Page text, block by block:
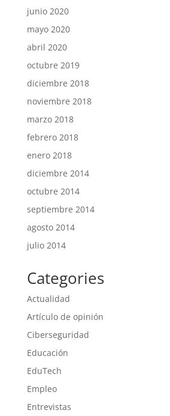
junio 2020
mayo 2020
abril 2020
octubre 2019
diciembre 2018
noviembre 2018
marzo 2018
febrero 2018
enero 2018
diciembre 2014
octubre 2014
septiembre 2014
agosto 2014
julio 2014
Categories
Actualidad
Artículo de opinión
Ciberseguridad
Educación
EduTech
Empleo
Entrevistas